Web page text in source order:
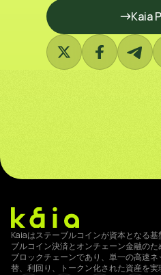
Kaia
Kaiaはステーブルコインが資本となる
ブルコイン決済とオンチェーン金融の
ブロックチェーンであり、単一の高速
替、利回り、トークン化された資産を実